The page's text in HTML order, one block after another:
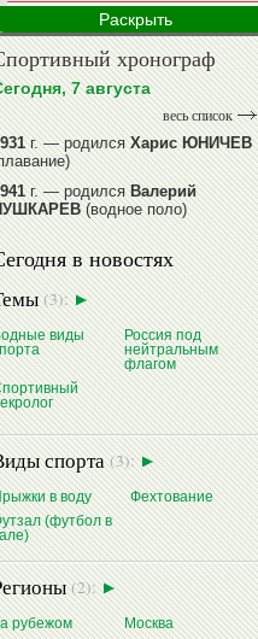
Раскрыть
хронограф
7 августа
весь список
г. — родилсяХарис ЮНИЧЕВ
г. — родилсяВалерий
(водное поло)
г. — родилсяВалерий
(гимнастика спортивная)
г. — родилсяВалерий
(футбол)
г. — родилсяВладимир
(легкая атлетика)
читать далее
в новостях
(3):
виды
Россия под
нейтральным
флагом
спорта(3):
в воду
Фехтование
(футбол в
(2):
рубежом Москва